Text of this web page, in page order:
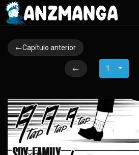
←Capítulo anterior
← 1